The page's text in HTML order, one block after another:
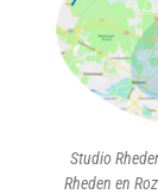
Studio
Rheden en